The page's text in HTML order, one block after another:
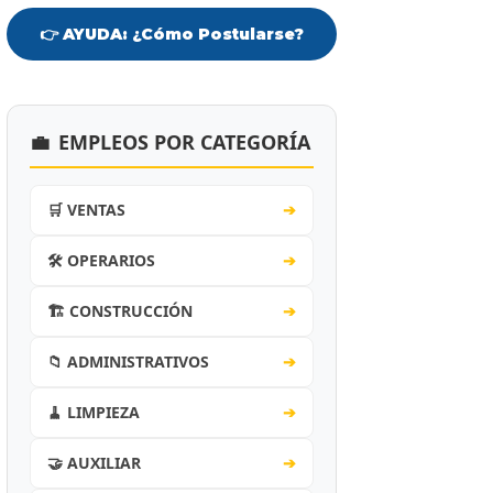
👉 AYUDA: ¿Cómo Postularse?
💼 EMPLEOS POR CATEGORÍA
🛒 VENTAS ➔
🛠️ OPERARIOS ➔
🏗️ CONSTRUCCIÓN ➔
📁 ADMINISTRATIVOS ➔
🧹 LIMPIEZA ➔
🤝 AUXILIAR ➔